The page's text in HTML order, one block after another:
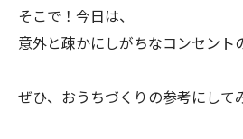
そこで！今日は、
意外と疎かにしがちなコンセント
ぜひ、おうちづくりの参考にして